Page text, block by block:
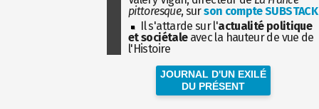
pittoresque, surson compte SUBSTACK
Il s'attarde sur l'actualité politique
et sociétaleavec la hauteur de vue de
l'Histoire
JOURNAL D'UN EXILÉ
DU PRÉSENT